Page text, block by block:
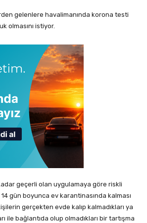
gelenlere havalimanında korona testi
olmasını istiyor.
geçerli olan uygulamaya göre riskli
gün boyunca ev karantinasında kalması
gerçekten evde kalıp kalmadıkları ya
ile bağlantıda olup olmadıkları bir tartışma